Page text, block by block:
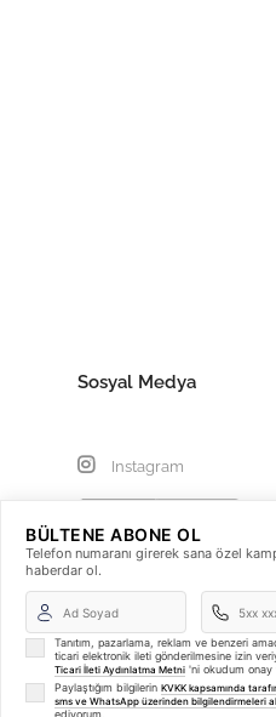
Sosyal Medya
Instagram
BÜLTENE ABONE OL
Telefon numaranı girerek sana özel
haberdar ol.
Tanıtım, pazarlama, reklam ve benzeri
ticari elektronik ileti gönderilmesine izin
Ticari İleti Aydınlatma Metni 'ni okudum onay
Paylaştığım bilgilerin KVKK kapsamında
sms ve WhatsApp üzerinden bilgilendirmeleri
ediyorum.